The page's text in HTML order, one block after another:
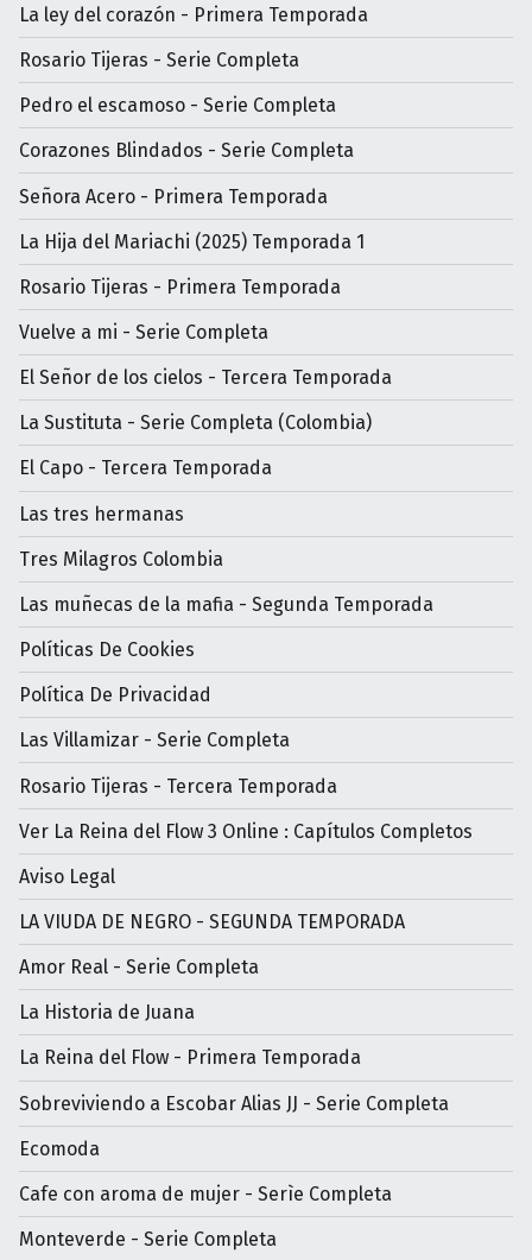
La ley del corazón - Primera Temporada
Rosario Tijeras - Serie Completa
Pedro el escamoso - Serie Completa
Corazones Blindados - Serie Completa
Señora Acero - Primera Temporada
La Hija del Mariachi (2025) Temporada 1
Rosario Tijeras - Primera Temporada
Vuelve a mi - Serie Completa
El Señor de los cielos - Tercera Temporada
La Sustituta - Serie Completa (Colombia)
El Capo - Tercera Temporada
Las tres hermanas
Tres Milagros Colombia
Las muñecas de la mafia - Segunda Temporada
Políticas De Cookies
Política De Privacidad
Las Villamizar - Serie Completa
Rosario Tijeras - Tercera Temporada
Ver La Reina del Flow 3 Online : Capítulos Completos
Aviso Legal
LA VIUDA DE NEGRO - SEGUNDA TEMPORADA
Amor Real - Serie Completa
La Historia de Juana
La Reina del Flow - Primera Temporada
Sobreviviendo a Escobar Alias JJ - Serie Completa
Ecomoda
Cafe con aroma de mujer - Serìe Completa
Monteverde - Serie Completa